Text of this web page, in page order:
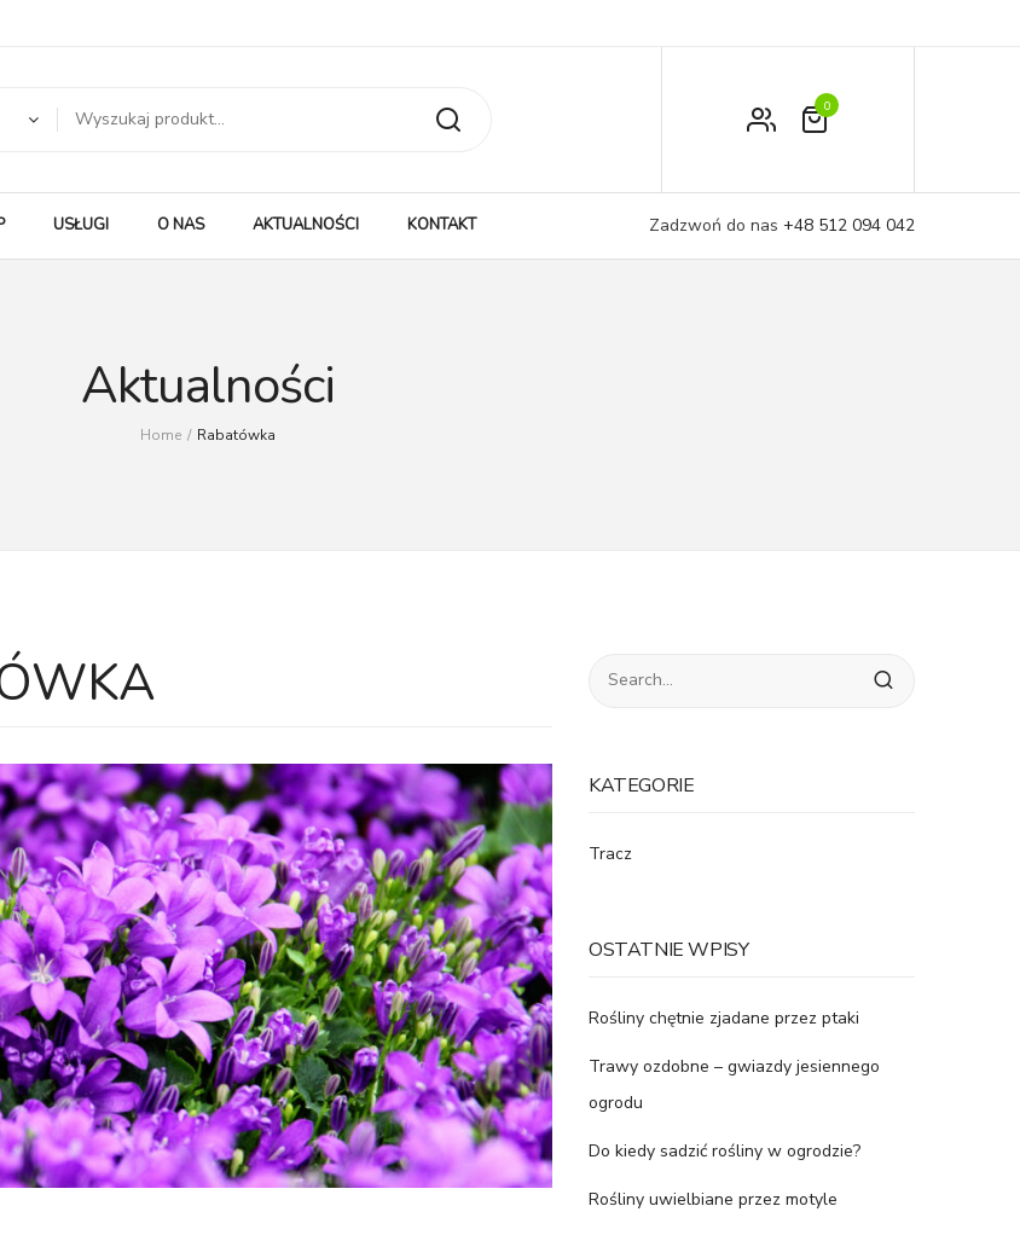
Moje konto
0
USŁUGI O NAS AKTUALNOŚCI KONTAKT Zadzwoń do nas +48 512 094 042
Aktualności
Home / Rabatówka
KATEGORIE
Tracz
OSTATNIE WPISY
Rośliny chętnie zjadane przez ptaki
Trawy ozdobne – gwiazdy jesiennego
ogrodu
Do kiedy sadzić rośliny w ogrodzie?
Rośliny uwielbiane przez motyle